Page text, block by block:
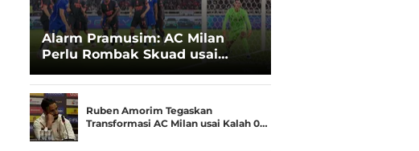
Alarm Pramusim: AC Milan
Perlu Rombak Skuad usai
Ruben Amorim Tegaskan
Transformasi AC Milan usai Kalah 0…